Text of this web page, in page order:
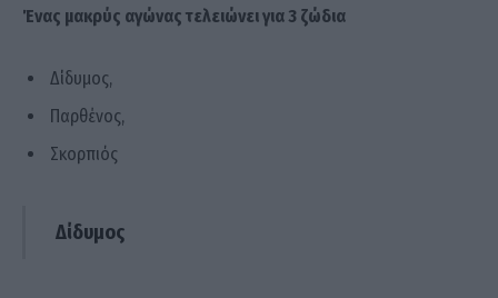
Ένας μακρύς αγώνας τελειώνει για 3 ζώδια
Δίδυμος,
Παρθένος,
Σκορπιός
Δίδυμος